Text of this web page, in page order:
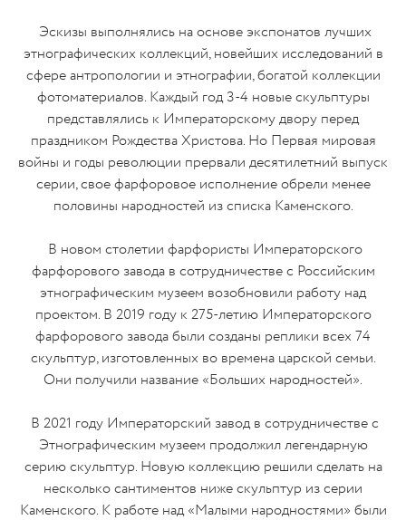
Эскизы выполнялись на основе экспонатов лучших
этнографических коллекций, новейших исследований в
сфере антропологии и этнографии, богатой коллекции
фотоматериалов. Каждый год 3-4 новые скульптуры
представлялись к Императорскому двору перед
праздником Рождества Христова. Но Первая мировая
войны и годы революции прервали десятилетний выпуск
серии, свое фарфоровое исполнение обрели менее
половины народностей из списка Каменского.
В новом столетии фарфористы Императорского
фарфорового завода в сотрудничестве с Российским
этнографическим музеем возобновили работу над
проектом. В 2019 году к 275-летию Императорского
фарфорового завода были созданы реплики всех 74
скульптур, изготовленных во времена царской семьи.
Они получили название «Больших народностей».
В 2021 году Императорский завод в сотрудничестве с
Этнографическим музеем продолжил легендарную
серию скульптур. Новую коллекцию решили сделать на
несколько сантиментов ниже скульптур из серии
Каменского. К работе над «Малыми народностями» были